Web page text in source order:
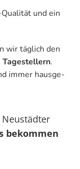
und ein
wir täg­lich den
Ta­gestel­lern.
immer haus­ge­
bekommen